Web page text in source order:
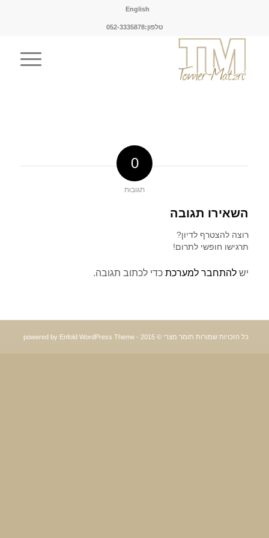
English
טלפון:052-3335878
0
תגובות
השאירו תגובה
רוצה להצטרף לדיון?
תרגישו חופשי לתרום!
יש להתחבר למערכתכדי לכתוב תגובה.
כל הזכויות שמורות תומר מצרי © 2015 - powered by Enfold WordPress Theme